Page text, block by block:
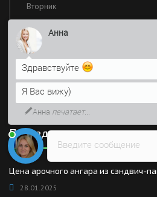
Вторник
Четверг
Пятница
Суббота
Воскресение
Последние новости
Цена арочного ангара из сэндвич-
28.01.2025
Введите сообщение
Анна
Здравствуйте
Я Вас вижу)
Анна печатает...